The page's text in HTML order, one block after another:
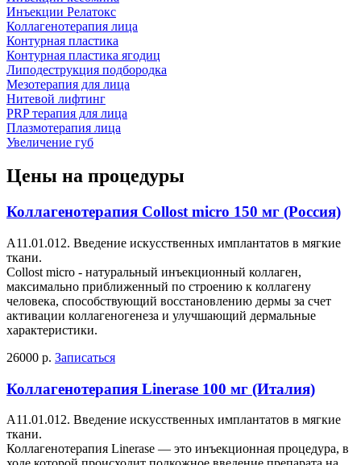
Инъекции Релатокс
Коллагенотерапия лица
Контурная пластика
Контурная пластика ягодиц
Липодеструкция подбородка
Мезотерапия для лица
Нитевой лифтинг
PRP терапия для лица
Плазмотерапия лица
Увеличение губ
Цены на процедуры
Коллагенотерапия Collost micro 150 мг (Россия)
А11.01.012. Введение искусственных имплантатов в мягкие
ткани.
Collost micro - натуральный инъекционный коллаген,
максимально приближенный по строению к коллагену
человека, способствующий восстановлению дермы за счет
активации коллагеногенеза и улучшающий дермальные
характеристики.
26000 р. Записаться
Коллагенотерапия Linerase 100 мг (Италия)
А11.01.012. Введение искусственных имплантатов в мягкие
ткани.
Коллагенотерапия Linerase — это инъекционная процедура, в